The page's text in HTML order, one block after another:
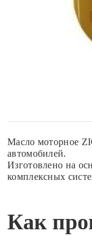
Масло моторное
автомобилей.
Изготовлено на
комплексных
Как